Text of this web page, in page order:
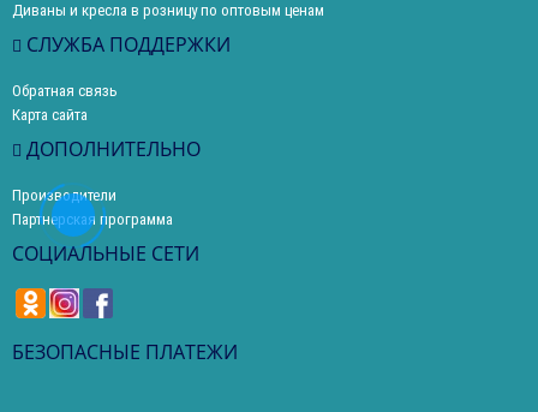
Диваны и кресла в розницу по оптовым ценам
СЛУЖБА ПОДДЕРЖКИ
Обратная связь
Карта сайта
ДОПОЛНИТЕЛЬНО
Производители
Партнерская программа
СОЦИАЛЬНЫЕ СЕТИ
БЕЗОПАСНЫЕ ПЛАТЕЖИ